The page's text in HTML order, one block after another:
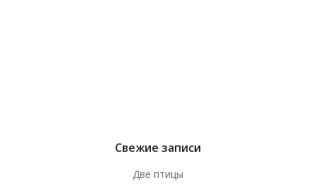
Свежие записи
Две птицы